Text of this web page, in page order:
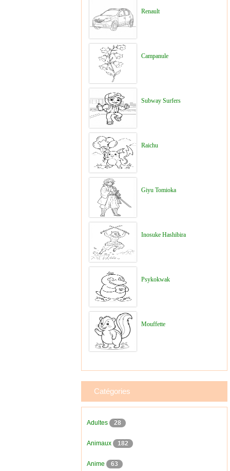
Renault
Campanule
Subway Surfers
Raichu
Giyu Tomioka
Inosuke Hashibira
Psykokwak
Mouffette
Catégories
Adultes 28
Animaux 182
Anime 63